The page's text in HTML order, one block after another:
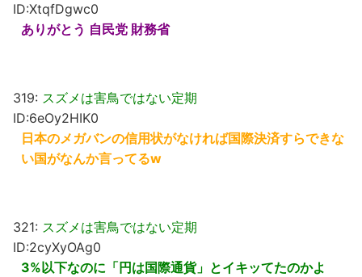
ID:XtqfDgwc0
ありがとう 自民党 財務省
319: スズメは害鳥ではない定期
ID:6eOy2HIK0
日本のメガバンの信用状がなければ国際決済すらできな
い国がなんか言ってるw
321: スズメは害鳥ではない定期
ID:2cyXyOAg0
3%以下なのに「円は国際通貨」とイキッてたのかよ